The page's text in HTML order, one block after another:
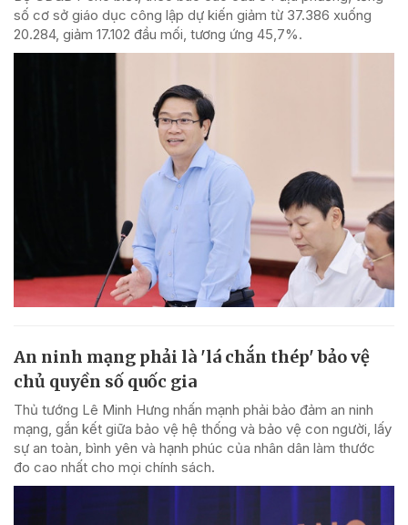
số cơ sở giáo dục công lập dự kiến giảm từ 37.386 xuống
20.284, giảm 17.102 đầu mối, tương ứng 45,7%.
An ninh mạng phải là 'lá chắn thép' bảo vệ
chủ quyền số quốc gia
Thủ tướng Lê Minh Hưng nhấn mạnh phải bảo đảm an ninh
mạng, gắn kết giữa bảo vệ hệ thống và bảo vệ con người, lấy
sự an toàn, bình yên và hạnh phúc của nhân dân làm thước
đo cao nhất cho mọi chính sách.